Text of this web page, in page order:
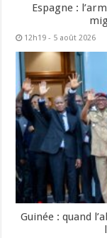
Espagne :
12h19 - 5 août 2026
Guinée : quand